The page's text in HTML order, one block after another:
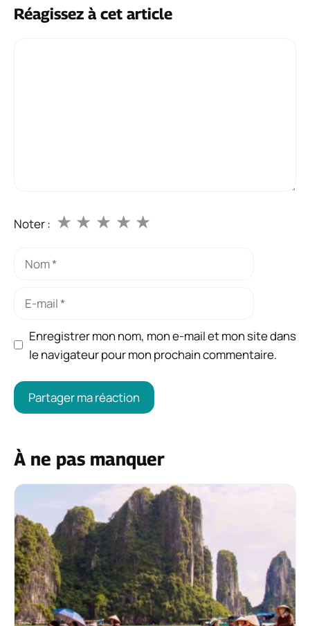
Réagissez à cet article
Noter : ★
★
★
★
★
Nom
Enregistrer mon nom, mon e-mail et mon site dans
le navigateur pour mon prochain commentaire.
À ne pas manquer